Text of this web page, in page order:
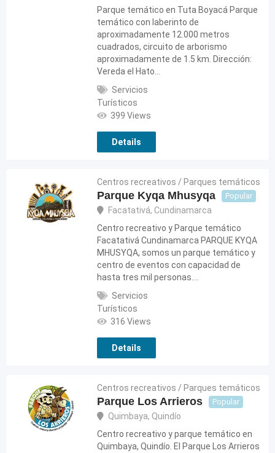
Parque temático en Tuta Boyacá Parque
temático con laberinto de
aproximadamente 12.000 metros
cuadrados, circuito de arborismo
aproximadamente de 1.5 km. Dirección:
Vereda el Hato…
Servicios
Turísticos
399 Views
Details
Centros recreativos / Parques temáticos
Parque Kyqa Mhusyqa Popular
Facatativá, Cundinamarca
Centro recreativo y Parque temático
Facatativá Cundinamarca PARQUE KYQA
MHUSYQA, somos un parque temático y
centro de eventos con capacidad de
hasta tres mil personas.…
Servicios
Turísticos
316 Views
Details
Centros recreativos / Parques temáticos
Parque Los Arrieros Popular
Quimbaya, Quindío
Centro recreativo y parque temático en
Quimbaya, Quindío. El Parque Los Arrieros